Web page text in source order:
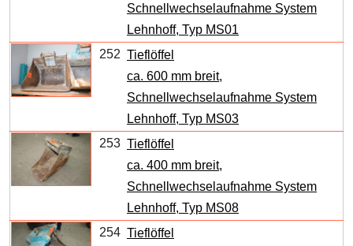
Schnellwechselaufnahme System
Lehnhoff, Typ MS01
252 Tieflöffel
ca. 600 mm breit,
Schnellwechselaufnahme System
Lehnhoff, Typ MS03
253 Tieflöffel
ca. 400 mm breit,
Schnellwechselaufnahme System
Lehnhoff, Typ MS08
254 Tieflöffel